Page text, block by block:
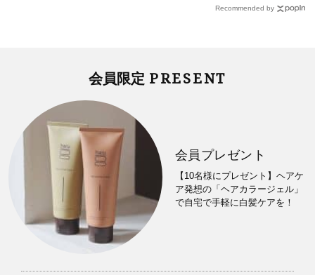
Recommended by
会員限定 PRESENT
会員プレゼント
【10名様にプレゼント】ヘアケ
ア発想の「ヘアカラージェル」
で自宅で手軽に白髪ケアを！